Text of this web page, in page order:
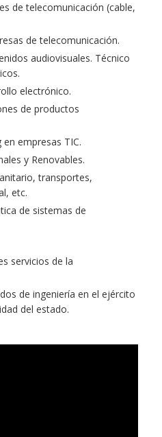
de telecomunicación (cable,
de telecomunicación.
audiovisuales. Técnico
electrónico.
de productos
empresas TIC.
y Renovables.
transportes,
etc.
de sistemas de
servicios de la
de ingeniería en el ejército
del estado.